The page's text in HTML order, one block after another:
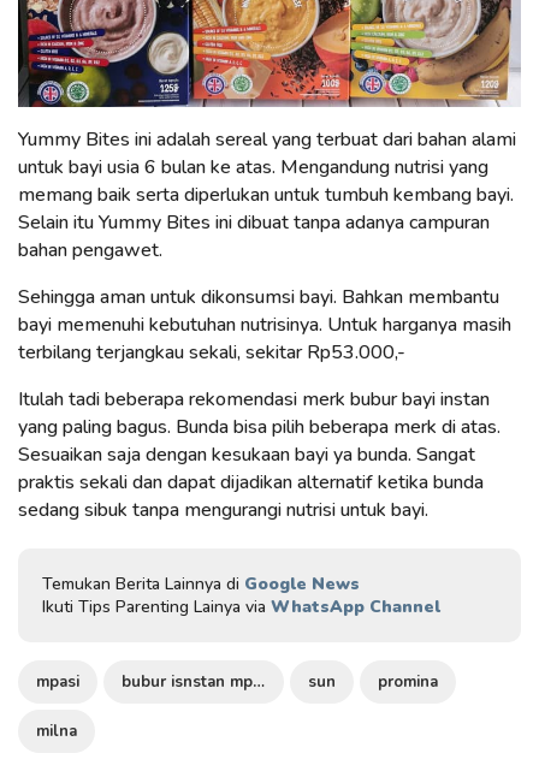
Yummy Bites ini adalah sereal yang terbuat dari bahan alami
untuk bayi usia 6 bulan ke atas. Mengandung nutrisi yang
memang baik serta diperlukan untuk tumbuh kembang bayi.
Selain itu Yummy Bites ini dibuat tanpa adanya campuran
bahan pengawet.
Sehingga aman untuk dikonsumsi bayi. Bahkan membantu
bayi memenuhi kebutuhan nutrisinya. Untuk harganya masih
terbilang terjangkau sekali, sekitar Rp53.000,-
Itulah tadi beberapa rekomendasi merk bubur bayi instan
yang paling bagus. Bunda bisa pilih beberapa merk di atas.
Sesuaikan saja dengan kesukaan bayi ya bunda. Sangat
praktis sekali dan dapat dijadikan alternatif ketika bunda
sedang sibuk tanpa mengurangi nutrisi untuk bayi.
Temukan Berita Lainnya di Google News
Ikuti Tips Parenting Lainya via WhatsApp Channel
mpasi bubur isnstan mpasi sun promina
milna